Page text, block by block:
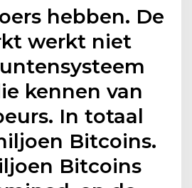
hebben. De
werkt niet
kennen van
In totaal
Bitcoins.
Bitcoins